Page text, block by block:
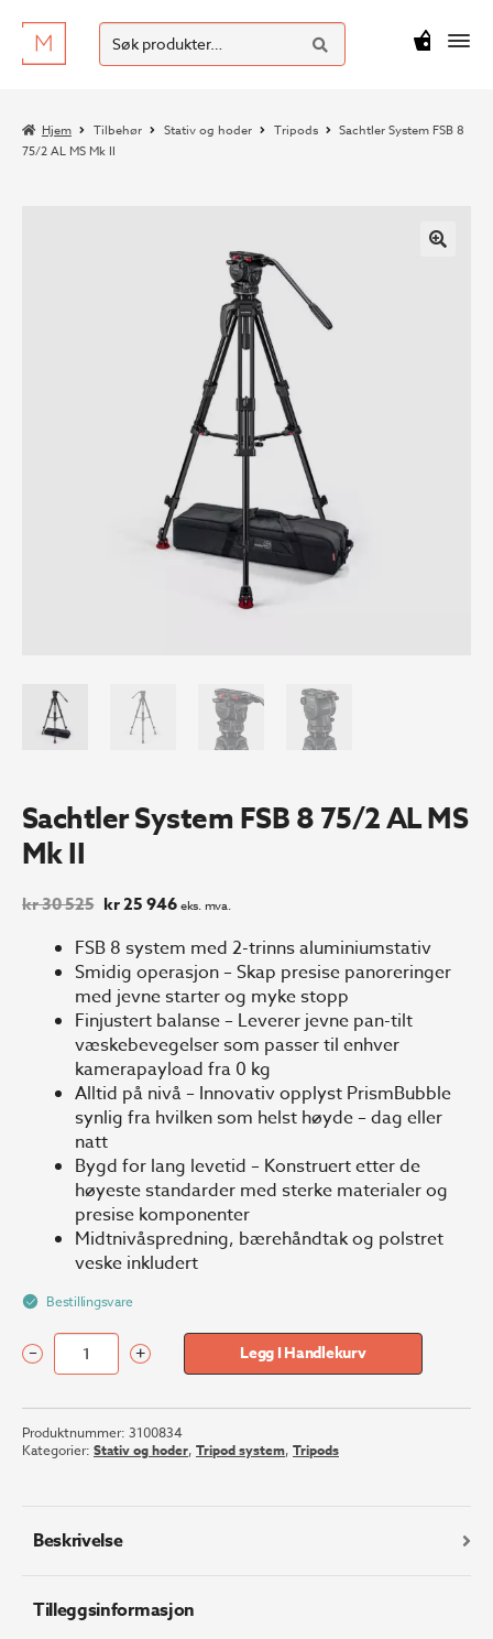
Hopp
til
Hopp
til
Søk
etter:
SØK
kr0
Hjem Tilbehør Stativ og hoder Tripods
Sachtler System FSB 8
75/2 AL MS Mk II
Sachtler System FSB 8 75/2 AL MS
Mk II
kr30 525 Opprinnelig
var:
kr 30
525.
kr25 946Nåværende
er:
kr 25
946.
eks. mva.
FSB 8 system med 2-trinns aluminiumstativ
Smidig operasjon – Skap presise panoreringer
med jevne starter og myke stopp
Finjustert balanse – Leverer jevne pan-tilt
væskebevegelser som passer til enhver
kamerapayload fra 0 kg
Alltid på nivå – Innovativ opplyst PrismBubble
synlig fra hvilken som helst høyde – dag eller
natt
Bygd for lang levetid – Konstruert etter de
høyeste standarder med sterke materialer og
presise komponenter
Midtnivåspredning, bærehåndtak og polstret
veske inkludert
Bestillingsvare
Sachtler
FSB
8
75/2
Mk
– + Legg I Handlekurv
Produktnummer: 3100834
Kategorier: Stativ og hoder, Tripod system, Tripods
Beskrivelse
Tilleggsinformasjon